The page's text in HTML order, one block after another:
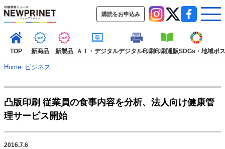
購読をお申込み
TOP 新商品 新製品 ＡＩ・デジタルデジタル印刷印刷通販SDGs・地域ポ
TOP
新着記事
インタビュー
Home–ビジネス
凸版印刷 従業員の食事内容を分析、法人向け健康管
理サービス開始
2016.7.6